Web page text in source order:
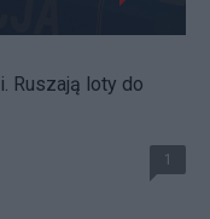
Ruszają loty do
1